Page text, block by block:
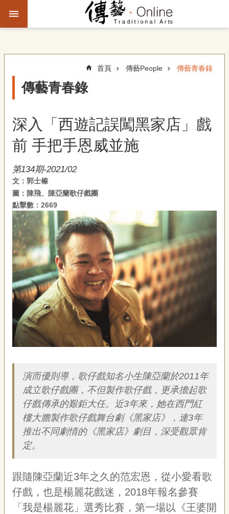
跳到主要內容區塊
尋
故
化
觀
察
傳
P
o
p
e
區
首頁 傳藝People 傳藝青春錄
傳藝青春錄
深入「西遊記誤闖黑家店」戲
前 手把手恩威並施
第134期-2021/02
文：郭士榛
圖：陳飛、陳亞蘭歌仔戲團
點擊數：2669
演而優則導，歌仔戲知名小生陳亞蘭於2011年
成立歌仔戲團，不但製作歌仔戲，更承擔起歌
仔戲傳承的艱鉅大任。近3年來，她在西門紅
樓大膽製作歌仔戲舞台劇《黑家店》，連3年
推出不同劇情的《黑家店》劇目，深受觀眾肯
定。
跟隨陳亞蘭近3年之久的范宏恩，從小愛看歌
仔戲，也是楊麗花戲迷， 2018年報名參賽
「我是楊麗花」選秀比賽，第一場以《王婆開